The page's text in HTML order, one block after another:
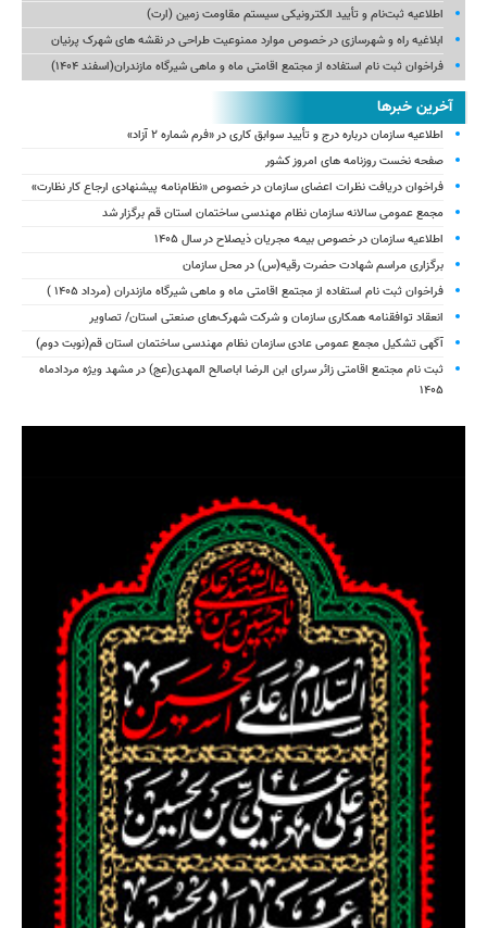
اطلاعیه ثبت‌نام و تأیید الکترونیکی سیستم مقاومت زمین (ارت)
ابلاغیه راه و شهرسازی در خصوص موارد ممنوعیت طراحی در نقشه های شهرک پرنیان
فراخوان ثبت نام استفاده از مجتمع اقامتی ماه و ماهی شیرگاه مازندران(اسفند ۱۴۰۴)
آخرین خبرها
اطلاعیه سازمان درباره درج و تأیید سوابق کاری در «فرم شماره ۲ آزاد»
صفحه نخست روزنامه های امروز کشور
فراخوان دریافت نظرات اعضای سازمان در خصوص «نظام‌نامه پیشنهادی ارجاع کار نظارت»
مجمع عمومی سالانه سازمان نظام مهندسی ساختمان استان قم برگزار شد
اطلاعیه سازمان در خصوص بیمه مجریان ذیصلاح در سال ۱۴۰۵
برگزاری مراسم شهادت حضرت رقیه(س) در محل سازمان
فراخوان ثبت نام استفاده از مجتمع اقامتی ماه و ماهی شیرگاه مازندران (مرداد ۱۴۰۵ )
انعقاد توافقنامه همکاری سازمان و شرکت شهرک‌های صنعتی استان/ تصاویر
آگهی تشکیل مجمع عمومی عادی سازمان نظام مهندسی ساختمان استان قم(نوبت دوم)
ثبت نام مجتمع اقامتی زائر سرای ابن الرضا اباصالح المهدی(عج) در مشهد ویژه مردادماه
۱۴۰۵